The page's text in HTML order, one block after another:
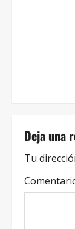
Deja una
Tu